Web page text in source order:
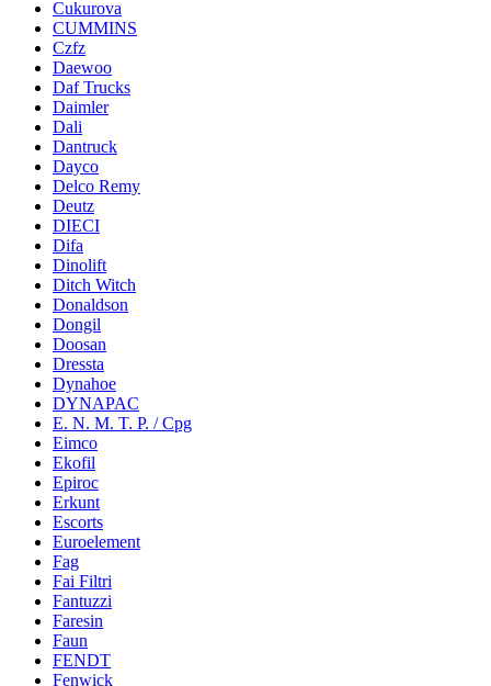
Cukurova
CUMMINS
Czfz
Daewoo
Daf Trucks
Daimler
Dali
Dantruck
Dayco
Delco Remy
Deutz
DIECI
Difa
Dinolift
Ditch Witch
Donaldson
Dongil
Doosan
Dressta
Dynahoe
DYNAPAC
E. N. M. T. P. / Cpg
Eimco
Ekofil
Epiroc
Erkunt
Escorts
Euroelement
Fag
Fai Filtri
Fantuzzi
Faresin
Faun
FENDT
Fenwick